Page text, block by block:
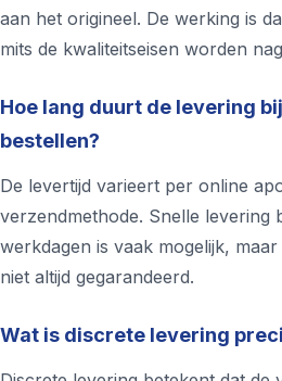
aan het origineel. De werking is
mits de kwaliteitseisen worden
Hoe lang duurt de levering
bestellen?
De levertijd varieert per online
verzendmethode. Snelle levering
werkdagen is vaak mogelijk,
niet altijd gegarandeerd.
Wat is discrete levering